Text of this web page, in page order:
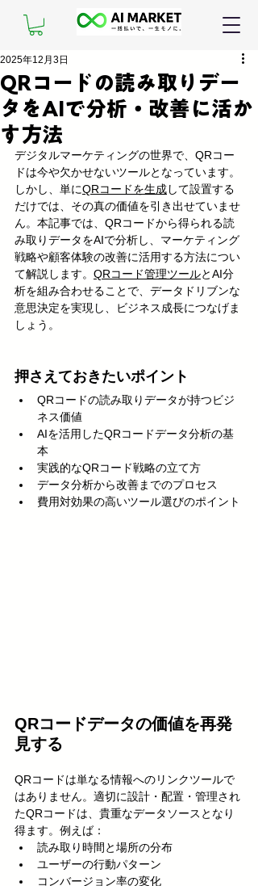
QRコードの読み取りデー
タをAIで分析・改善に活か
す方法
2025年12月3日
デジタルマーケティングの世界で、QRコー
ドは今や欠かせないツールとなっています。
しかし、単にQRコードを生成して設置する
だけでは、その真の価値を引き出せていませ
ん。本記事では、QRコードから得られる読
み取りデータをAIで分析し、マーケティング
戦略や顧客体験の改善に活用する方法につい
て解説します。 QRコード管理ツールとAI分
析を組み合わせることで、データドリブンな
意思決定を実現し、ビジネス成長につなげま
しょう。
押さえておきたいポイント
QRコードの読み取りデータが持つビジ
ネス価値
AIを活用したQRコードデータ分析の基
本
実践的なQRコード戦略の立て方
データ分析から改善までのプロセス
費用対効果の高いツール選びのポイント
QRコードデータの価値を再発
見する
QRコードは単なる情報へのリンクツールで
はありません。適切に設計・配置・管理され
たQRコードは、貴重なデータソースとなり
得ます。例えば：
読み取り時間と場所の分布
ユーザーの行動パターン
コンバージョン率の変化